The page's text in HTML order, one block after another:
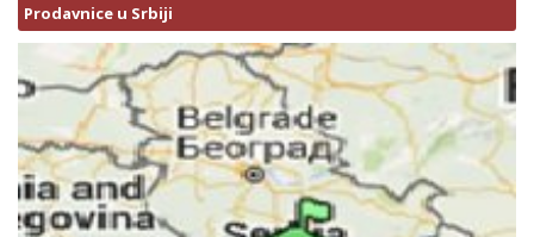
Prodavnice u Srbiji